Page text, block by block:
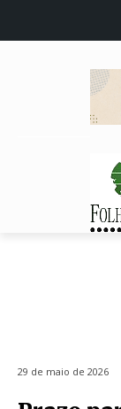
29 de maio de 2026